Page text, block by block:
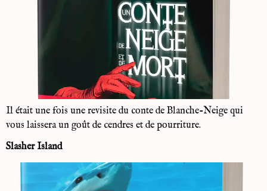
Il était une fois une revisite du conte de Blanche-Neige qui
vous laissera un goût de cendres et de pourriture.
Slasher Island